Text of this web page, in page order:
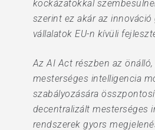
kockázatokkal
szerint ez akár az
vállalatok EU-n kívüli
Az AI Act részben az
mesterséges intelligencia
szabályozására
decentralizált mesterséges
rendszerek gyors